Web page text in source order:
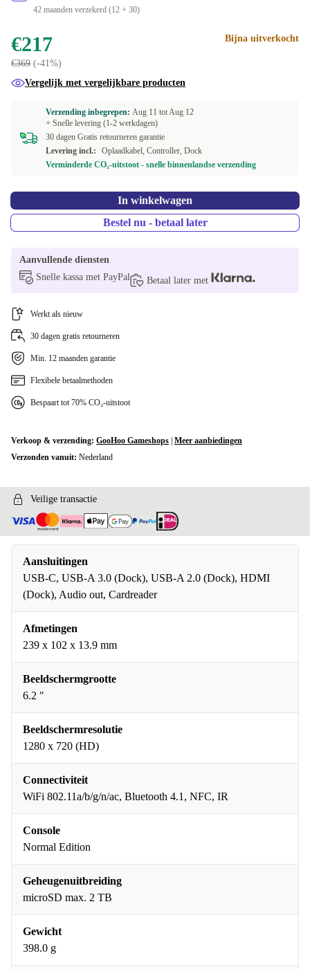
Beschikbaar in andere configuraties
blauw/geel +€32
grijs
paars/oranje
groen/roze +€103,44
42 maanden verzekerd (12 + 30)
€217
€369 (-41%)
Bijna uitverkocht
Vergelijk met vergelijkbare producten
Verzending inbegrepen: Aug 11 totAug 12
+ Snelle levering (1-2 werkdagen)
30 dagen Gratis retourneren garantie
Levering incl.:
Oplaadkabel, Controller, Dock
Verminderde CO₂-uitstoot - snelle binnenlandse verzending
In winkelwagen
Bestel nu - betaal later
Aanvullende diensten
Snelle kassa met PayPal
Betaal later met
Werkt als nieuw
30 dagen gratis retourneren
Min. 12 maanden garantie
Flexibele betaalmethoden
Bespaart tot 70% CO₂-uitstoot
Verkoop & verzending: GooHoo Gameshops Meer aanbiedingen
Verzonden vanuit: Nederland
Veilige transactie
Aansluitingen
USB-C, USB-A 3.0 (Dock), USB-A 2.0 (Dock), HDMI
(Dock), Audio out, Cardreader
Afmetingen
239 x 102 x 13.9 mm
Beeldschermgrootte
6.2 "
Beeldschermresolutie
1280 x 720 (HD)
Connectiviteit
WiFi 802.11a/b/g/n/ac, Bluetooth 4.1, NFC, IR
Console
Normal Edition
Geheugenuitbreiding
microSD max. 2 TB
Gewicht
398.0 g